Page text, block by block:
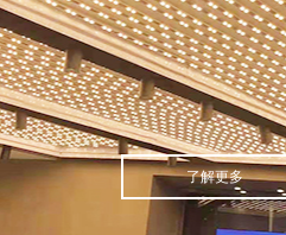
了解更多